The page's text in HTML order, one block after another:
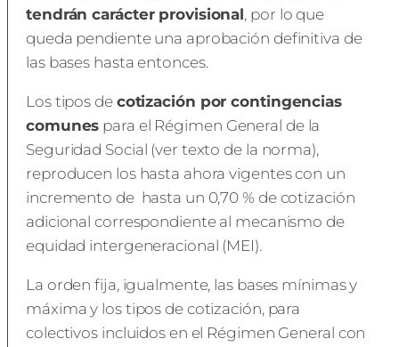
tendrán carácter provisional, por lo que
queda pendiente una aprobación definitiva de
las bases hasta entonces.
Los tipos de cotización por contingencias
comunes para el Régimen General de la
Seguridad Social (ver texto de la norma),
reproducen los hasta ahora vigentes con un
incremento de hasta un 0,70 % de cotización
adicional correspondiente al mecanismo de
equidad intergeneracional (MEI).
La orden fija, igualmente, las bases mínimas y
máxima y los tipos de cotización, para
colectivos incluidos en el Régimen General con